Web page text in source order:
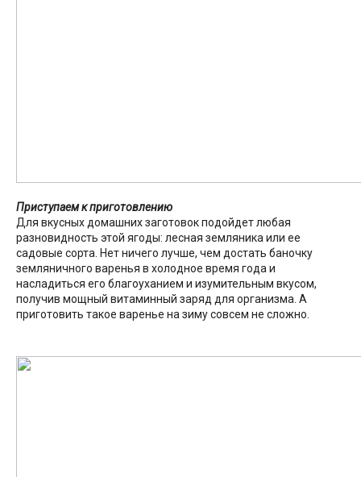
Приступаем к приготовлению
Для вкусных домашних заготовок подойдет любая
разновидность этой ягоды: лесная земляника или ее
садовые сорта. Нет ничего лучше, чем достать баночку
земляничного варенья в холодное время года и
насладиться его благоуханием и изумительным вкусом,
получив мощный витаминный заряд для организма. А
приготовить такое варенье на зиму совсем не сложно.